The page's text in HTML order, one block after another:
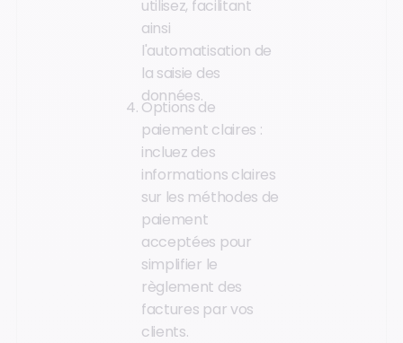
utilisez, facilitant
ainsi
l'automatisation de
la saisie des
données.
Options de
paiement claires :
incluez des
informations claires
sur les méthodes de
paiement
acceptées pour
simplifier le
règlement des
factures par vos
clients.